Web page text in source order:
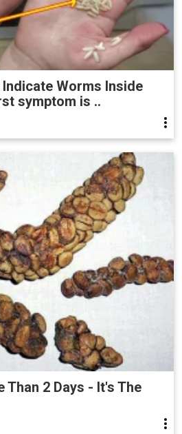
Worms Inside
symptom is ..
Than 2 Days - It's The